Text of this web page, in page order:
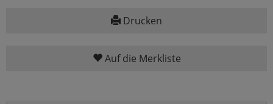
Drucken
Auf die Merkliste